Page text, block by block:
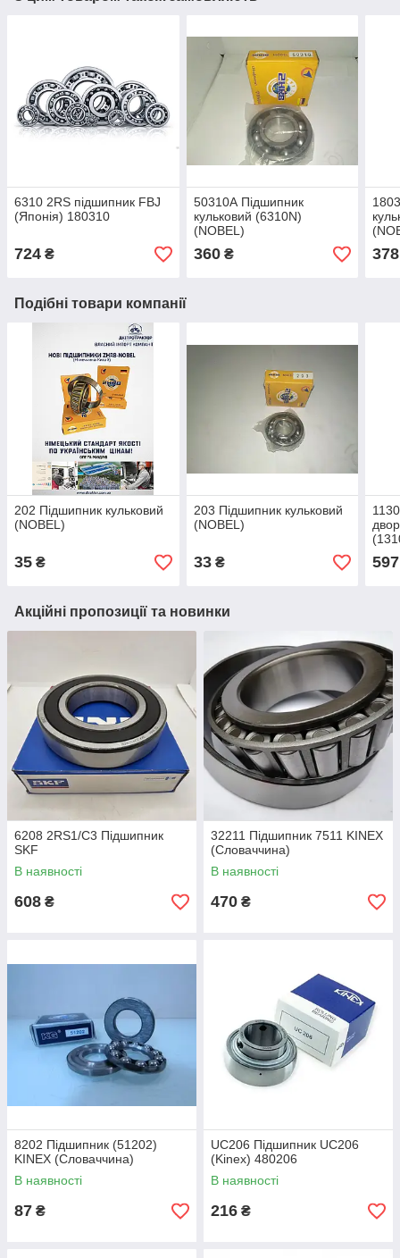
6310 2RS підшипник FBJ
(Японія) 180310
724 ₴
50310А Підшипник
кульковий (6310N)
(NOBEL)
360₴ 378
Подібні товари компанії
202 Підшипник кульковий
(NOBEL)
35 ₴
203 Підшипник кульковий
(NOBEL)
33₴ 597
Акційні пропозиції та новинки
6208 2RS1/С3 Підшипник
SKF
В наявності
608 ₴
32211 Підшипник 7511 KINEX
(Словаччина)
В наявності
470 ₴
8202 Підшипник (51202)
KINEX (Словаччина)
В наявності
87 ₴
UC206 Підшипник UC206
(Kinex) 480206
В наявності
216 ₴